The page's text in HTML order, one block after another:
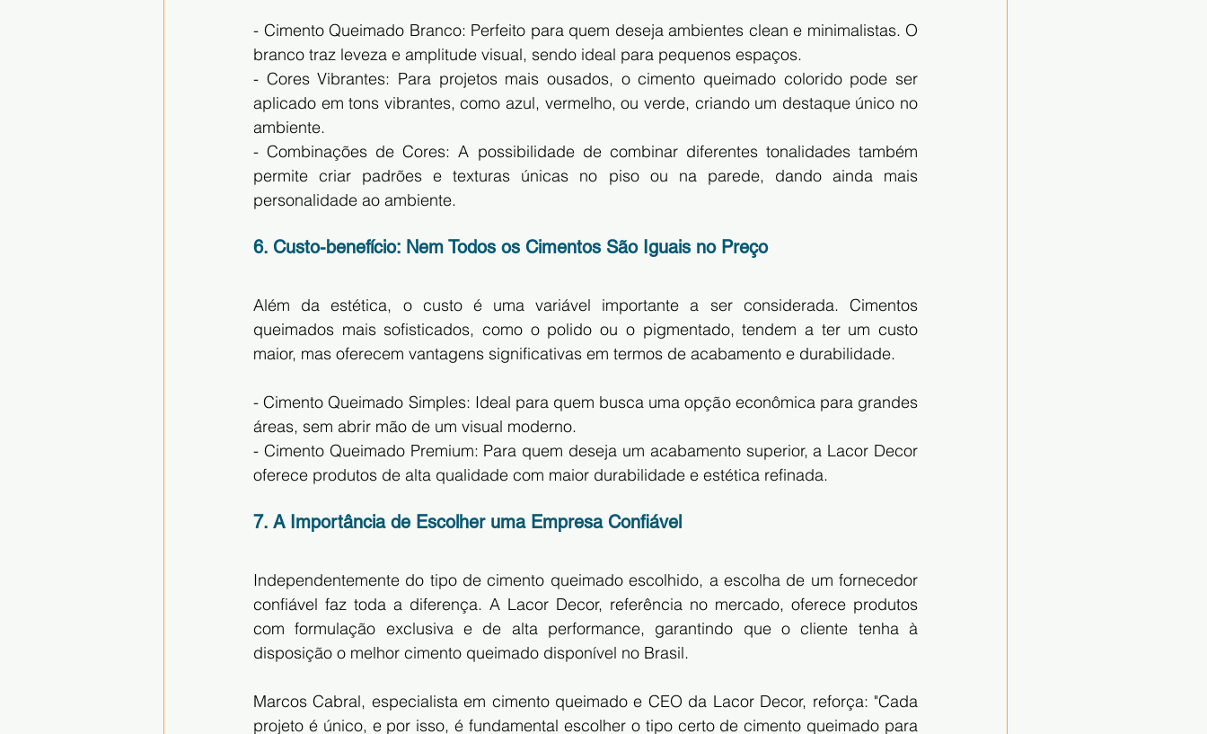
- Cimento Queimado Branco: Perfeito para quem deseja ambientes clean e minimalistas. O
branco traz leveza e amplitude visual, sendo ideal para pequenos espaços.
- Cores Vibrantes: Para projetos mais ousados, o cimento queimado colorido pode ser
aplicado em tons vibrantes, como azul, vermelho, ou verde, criando um destaque único no
ambiente.
- Combinações de Cores: A possibilidade de combinar diferentes tonalidades também
permite criar padrões e texturas únicas no piso ou na parede, dando ainda mais
personalidade ao ambiente.
6. Custo-benefício: Nem Todos os Cimentos São Iguais no Preço
Além da estética, o custo é uma variável importante a ser considerada. Cimentos
queimados mais sofisticados, como o polido ou o pigmentado, tendem a ter um custo
maior, mas oferecem vantagens significativas em termos de acabamento e durabilidade.
- Cimento Queimado Simples: Ideal para quem busca uma opção econômica para grandes
áreas, sem abrir mão de um visual moderno.
- Cimento Queimado Premium: Para quem deseja um acabamento superior, a Lacor Decor
oferece produtos de alta qualidade com maior durabilidade e estética refinada.
7. A Importância de Escolher uma Empresa Confiável
Independentemente do tipo de cimento queimado escolhido, a escolha de um fornecedor
confiável faz toda a diferença. A Lacor Decor, referência no mercado, oferece produtos
com formulação exclusiva e de alta performance, garantindo que o cliente tenha à
disposição o melhor cimento queimado disponível no Brasil.
Marcos Cabral, especialista em cimento queimado e CEO da Lacor Decor, reforça: "Cada
projeto é único, e por isso, é fundamental escolher o tipo certo de cimento queimado para